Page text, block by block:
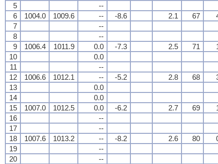
5
--
6
1004.0 1009.6 -- -8.6 2.1 67
7
--
8
--
9
1006.4 1011.9 0.0 -7.3 2.5 71
10
0.0
11
--
12
1006.6 1012.1 -- -5.2 2.8 68
13
0.0
14
0.0
15
1007.0 1012.5 0.0 -6.2 2.7 69
16
--
17
--
18
1007.6 1013.2 -- -8.2 2.6 80
19
--
20
--